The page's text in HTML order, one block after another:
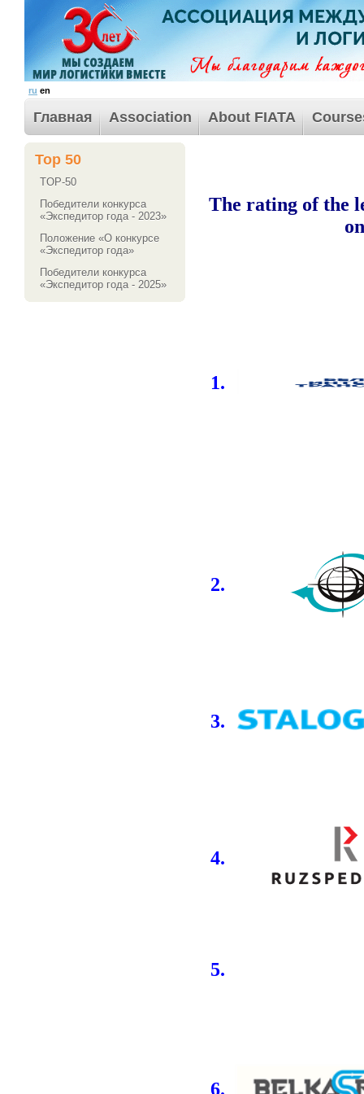
ru en
Главная Association About FIATA
Top 50
TOP-50
Победители конкурса
«Экспедитор года - 2023»
Положение «О конкурсе
«Экспедитор года»
Победители конкурса
«Экспедитор года - 2025»
The rating of the
1.
2.
3.
4.
5.
6.